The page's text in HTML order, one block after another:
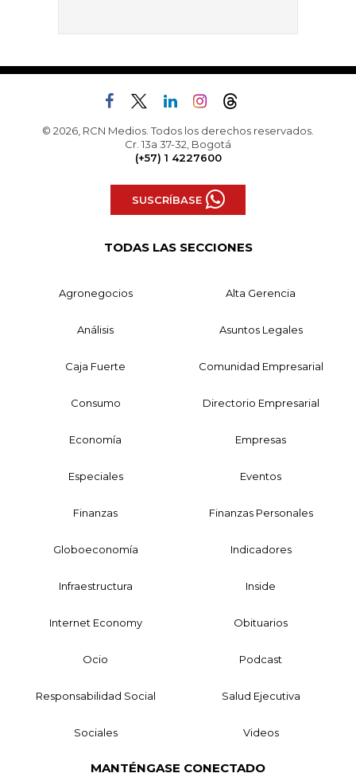
© 2026, RCN Medios. Todos los derechos reservados.
Cr. 13a 37-32, Bogotá
(+57) 1 4227600
SUSCRÍBASE
TODAS LAS SECCIONES
Agronegocios Alta Gerencia
Análisis Asuntos Legales
Caja Fuerte Comunidad Empresarial
Consumo Directorio Empresarial
Economía Empresas
Especiales Eventos
Finanzas Finanzas Personales
Globoeconomía Indicadores
Infraestructura Inside
Internet Economy Obituarios
Ocio Podcast
Responsabilidad Social Salud Ejecutiva
Sociales Videos
MANTÉNGASE CONECTADO